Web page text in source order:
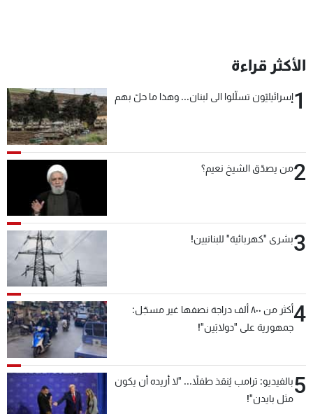
الأكثر قراءة
1إسرائيليّون تسلّلوا الى لبنان... وهذا ما حلّ بهم
2من يصدّق الشيخ نعيم؟
3بشرى "كهربائية" للبنانيين!
4
أكثر من ٨٠٠ ألف دراجة نصفها غير مسجّل:
جمهورية على "دولابَين"!
5بالفيديو: ترامب يُنقذ طفلاً... "لا أريده أن يكون
مثل بايدن"!